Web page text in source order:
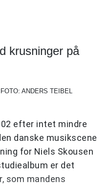
krusninger på
ANDERS TEIBEL
efter intet mindre
danske musikscene
for Niels Skousen
er det
som mandens